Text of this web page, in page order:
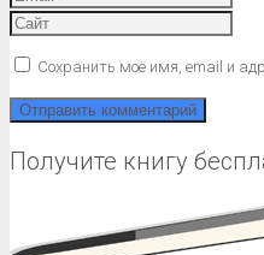
Сохранить моё имя, email и
Получите книгу